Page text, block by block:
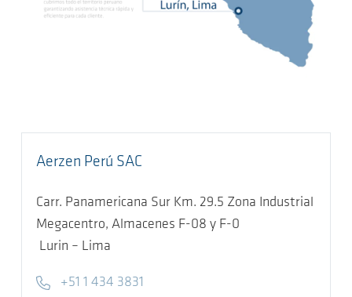
Aerzen Perú SAC
Carr. Panamericana Sur Km. 29.5 Zona Industrial
Megacentro, Almacenes F-08 y F-0
Lurin – Lima
Telephone
+51 1 434 3831